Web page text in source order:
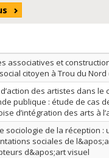
en ordre décroissant
associatives et
citoyen à Trou du Nord
des artistes dans le
publique : étude de cas
d’intégration des arts à
sociologie de la réception :
sociales de
d&apos;art visuel